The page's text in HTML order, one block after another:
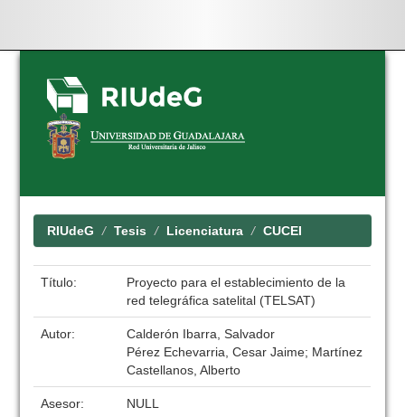
Skip
navigation
RIUdeG Tesis Licenciatura CUCEI
Título:
Proyecto para el establecimiento de la
red telegráfica satelital (TELSAT)
Autor:
Calderón Ibarra, Salvador
Pérez Echevarria, Cesar Jaime; Martínez
Castellanos, Alberto
Asesor: NULL